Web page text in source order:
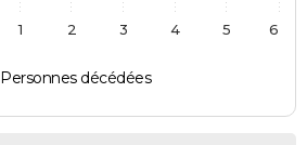
Personnes décédées
1 2 3 4 5 6